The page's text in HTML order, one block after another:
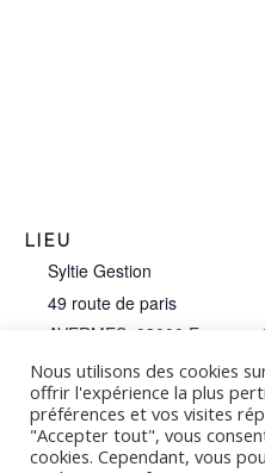
LIEU
Syltie Gestion
49 route de paris
AVERMES 03000 France
Téléphone :
07 60 04 98 01
Nous utilisons des cookies
offrir l'expérience la plus
préférences et vos visites
"Accepter tout", vous
cookies. Cependant, vous